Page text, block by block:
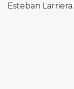
Esteban Larriera.